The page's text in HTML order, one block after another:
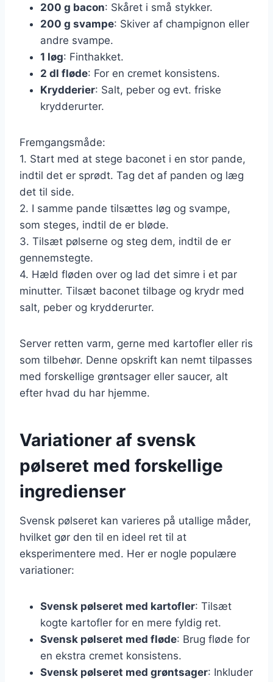
200 g bacon: Skåret i små stykker.
200 g svampe: Skiver af champignon eller
andre svampe.
1 løg: Finthakket.
2 dl fløde: For en cremet konsistens.
Krydderier: Salt, peber og evt. friske
krydderurter.
Fremgangsmåde:
1. Start med at stege baconet i en stor pande,
indtil det er sprødt. Tag det af panden og læg
det til side.
2. I samme pande tilsættes løg og svampe,
som steges, indtil de er bløde.
3. Tilsæt pølserne og steg dem, indtil de er
gennemstegte.
4. Hæld fløden over og lad det simre i et par
minutter. Tilsæt baconet tilbage og krydr med
salt, peber og krydderurter.
Server retten varm, gerne med kartofler eller ris
som tilbehør. Denne opskrift kan nemt tilpasses
med forskellige grøntsager eller saucer, alt
efter hvad du har hjemme.
Variationer af svensk
pølseret med forskellige
ingredienser
Svensk pølseret kan varieres på utallige måder,
hvilket gør den til en ideel ret til at
eksperimentere med. Her er nogle populære
variationer:
Svensk pølseret med kartofler: Tilsæt
kogte kartofler for en mere fyldig ret.
Svensk pølseret med fløde: Brug fløde for
en ekstra cremet konsistens.
Svensk pølseret med grøntsager: Inkluder